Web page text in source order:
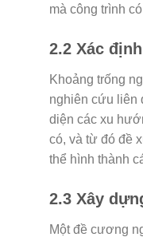
mà công trình
2.2 Xác
Khoảng trống
nghiên cứu liên
diện các xu
có, và từ đó đề
thể hình thành
2.3 Xây
Một đề cương